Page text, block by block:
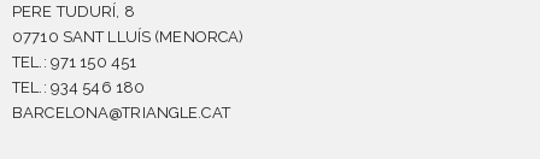
PERE TUDURÍ, 8
07710 SANT LLUÍS (MENORCA)
TEL.: 971 150 451
TEL.: 934 546 180
BARCELONA@TRIANGLE.CAT